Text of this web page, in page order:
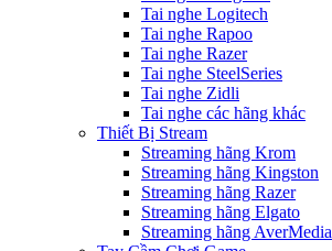
Tai nghe Logitech
Tai nghe Rapoo
Tai nghe Razer
Tai nghe SteelSeries
Tai nghe Zidli
Tai nghe các hãng khác
Thiết Bị Stream
Streaming hãng Krom
Streaming hãng Kingston
Streaming hãng Razer
Streaming hãng Elgato
Streaming hãng AverMedia